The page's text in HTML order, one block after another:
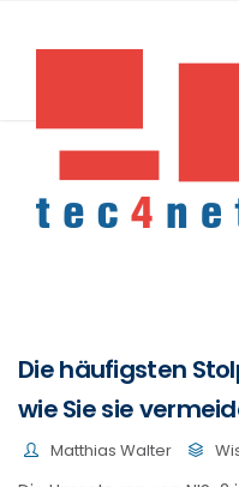
Die häufigsten
wie Sie sie
Matthias Walter